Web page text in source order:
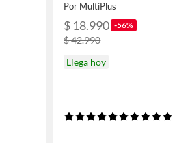
Por MultiPlus
$ 18.990 -56%
$ 42.990
Llega hoy